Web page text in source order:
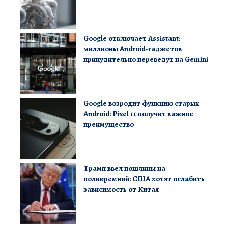
Google отключает Assistant:
миллионы Android-гаджетов
принудительно переведут на Gemini
Google возродит функцию старых
Android: Pixel 11 получит важное
преимущество
Трамп ввел пошлины на
поликремний: США хотят ослабить
зависимость от Китая